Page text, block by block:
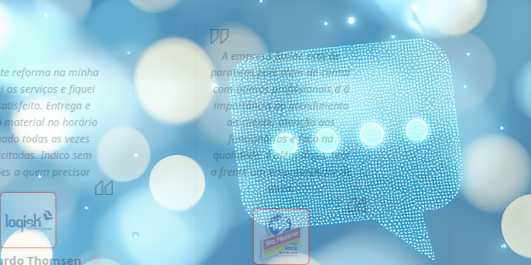
reforma na minha
os serviços e fiquei
Entrega e
material no horário
todas as vezes
Indico sem
a quem precisar
Thomsen
A empresa Railoc está de
parabéns,pois além de contar
com ótimos profissionais,d á
importância ao atendimento
ao cliente, atenção aos
funcionários e foco na
qualidade. E além disso, tem
a frente um empreendedor de
visão.